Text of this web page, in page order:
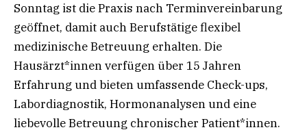
Sonntag ist die Praxis nach Terminvereinbarung
geöffnet, damit auch Berufstätige flexibel
medizinische Betreuung erhalten. Die
Hausärzt*innen verfügen über 15 Jahren
Erfahrung und bieten umfassende Check-ups,
Labordiagnostik, Hormonanalysen und eine
liebevolle Betreuung chronischer Patient*innen.